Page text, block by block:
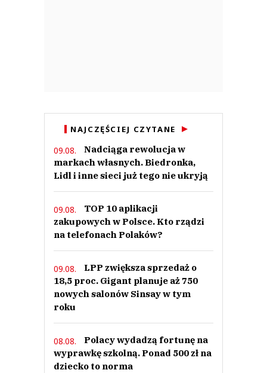
NAJCZĘŚCIEJ CZYTANE
09.08.
Nadciąga rewolucja w
markach własnych. Biedronka,
Lidl i inne sieci już tego nie ukryją
09.08.
TOP 10 aplikacji
zakupowych w Polsce. Kto rządzi
na telefonach Polaków?
09.08.
LPP zwiększa sprzedaż o
18,5 proc. Gigant planuje aż 750
nowych salonów Sinsay w tym
roku
08.08.
Polacy wydadzą fortunę na
wyprawkę szkolną. Ponad 500 zł na
dziecko to norma